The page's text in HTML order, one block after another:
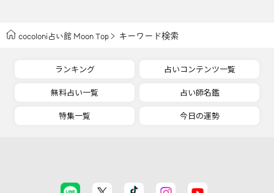
cocoloni占い館 Moon Top キーワード検索
ランキング
占いコンテンツ一覧
無料占い一覧
占い師名鑑
特集一覧
今日の運勢